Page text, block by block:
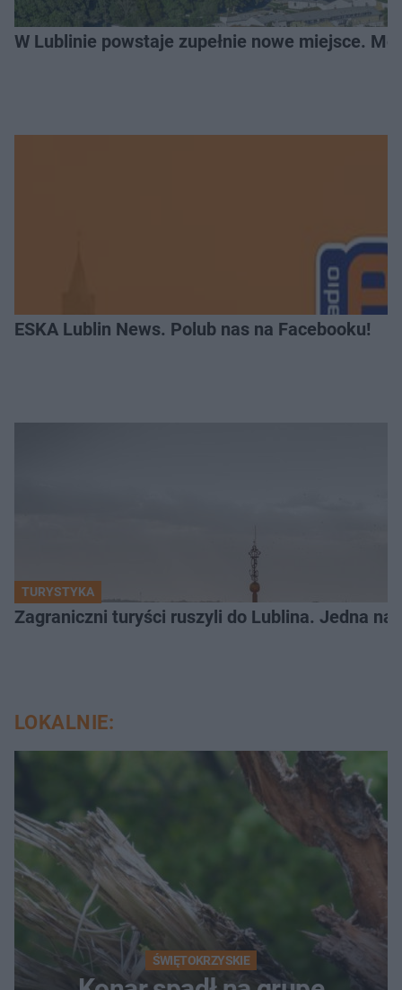
W Lublinie powstaje zupełnie nowe miejsce.
ESKA Lublin News. Polub nas na Facebooku!
TURYSTYKA
Zagraniczni turyści ruszyli do Lublina. Jedna
LOKALNIE:
ŚWIĘTOKRZYSKIE